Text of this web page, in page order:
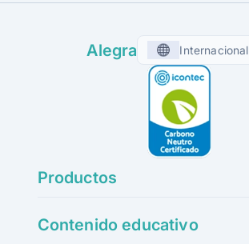
Alegra Internacional
Productos
Contenido educativo